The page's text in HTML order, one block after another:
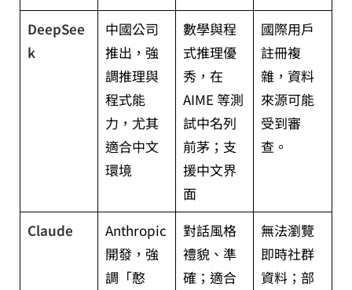
DeepSee
k
中國公司
推出，強
調推理與
程式能
力，尤其
適合中文
環境
數學與程
式推理優
秀，在
AIME 等測
試中名列
前茅；支
援中文界
面
國際用戶
註冊複
雜，資料
來源可能
受到審
查。
Claude
Anthropic
開發，強
調「憨
對話風格
禮貌、準
確；適合
無法瀏覽
即時社群
資料；部